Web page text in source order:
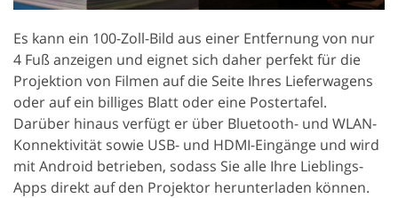
Es kann ein 100-Zoll-Bild aus einer Entfernung von nur
4 Fuß anzeigen und eignet sich daher perfekt für die
Projektion von Filmen auf die Seite Ihres Lieferwagens
oder auf ein billiges Blatt oder eine Postertafel.
Darüber hinaus verfügt er über Bluetooth- und WLAN-
Konnektivität sowie USB- und HDMI-Eingänge und wird
mit Android betrieben, sodass Sie alle Ihre Lieblings-
Apps direkt auf den Projektor herunterladen können.